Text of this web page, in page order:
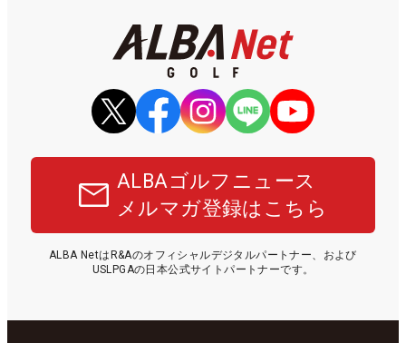
ALBAゴルフニュース
メルマガ登録はこちら
ALBA NetはR&Aのオフィシャルデジタルパートナー、および
USLPGAの日本公式サイトパートナーです。